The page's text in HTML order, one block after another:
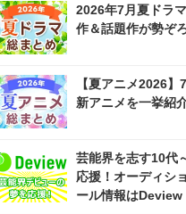
2026年7月夏ドラ
作＆話題作が勢ぞ
【夏アニメ2026】
新アニメを一挙紹
芸能界を志す10代
応援！オーディシ
ール情報はDeview